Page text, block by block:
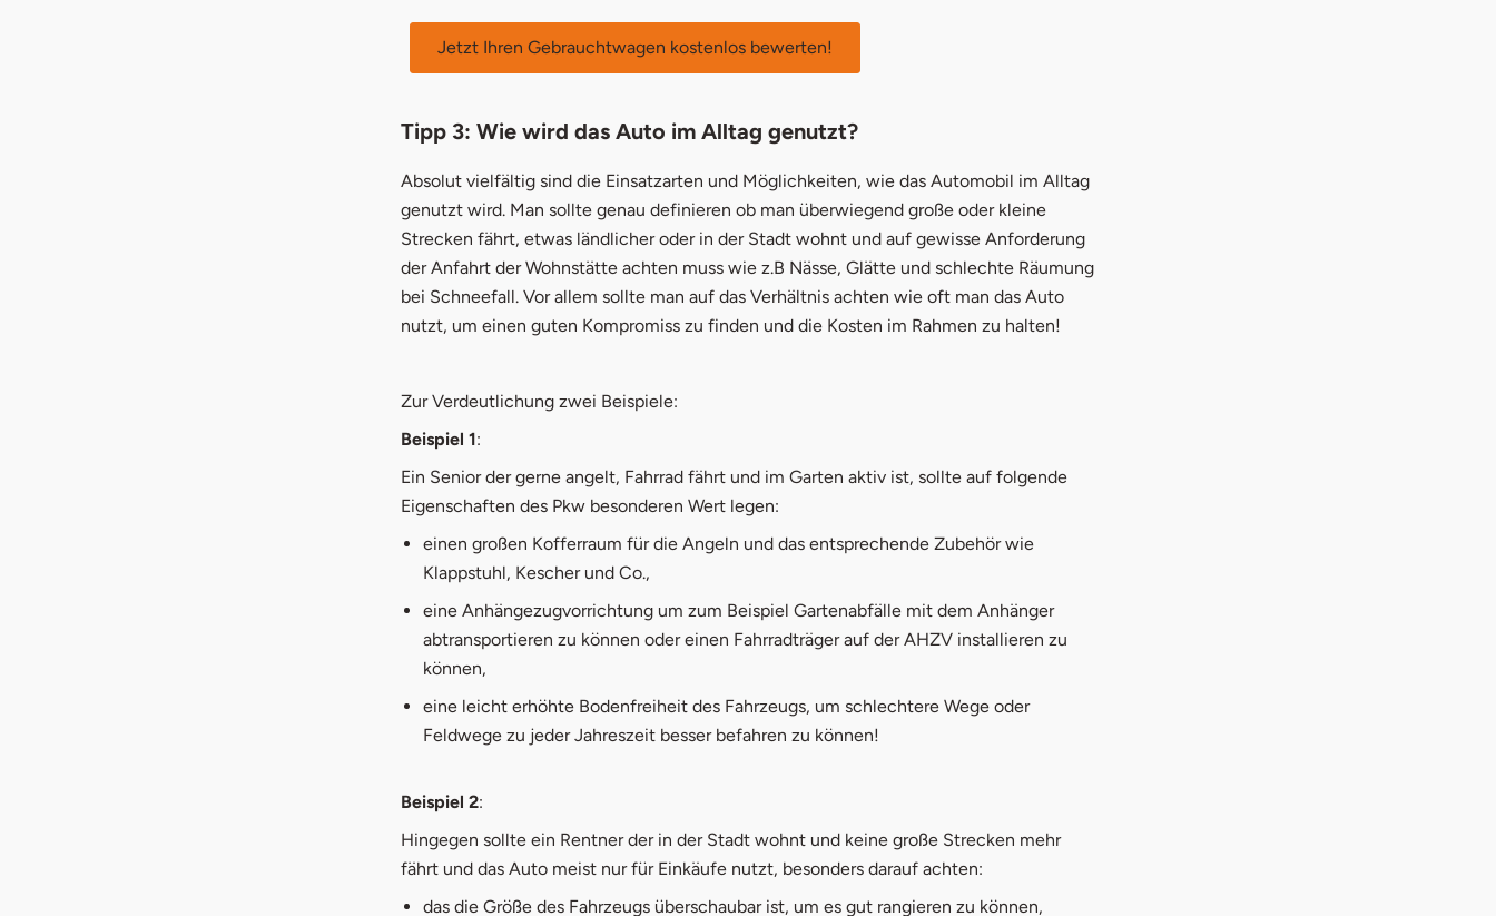
Jetzt Ihren Gebrauchtwagen kostenlos bewerten!
Tipp 3: Wie wird das Auto im Alltag genutzt?
Absolut vielfältig sind die Einsatzarten und Möglichkeiten, wie das Automobil im Alltag
genutzt wird. Man sollte genau definieren ob man überwiegend große oder kleine
Strecken fährt, etwas ländlicher oder in der Stadt wohnt und auf gewisse Anforderung
der Anfahrt der Wohnstätte achten muss wie z.B Nässe, Glätte und schlechte Räumung
bei Schneefall. Vor allem sollte man auf das Verhältnis achten wie oft man das Auto
nutzt, um einen guten Kompromiss zu finden und die Kosten im Rahmen zu halten!
Zur Verdeutlichung zwei Beispiele:
Beispiel 1:
Ein Senior der gerne angelt, Fahrrad fährt und im Garten aktiv ist, sollte auf folgende
Eigenschaften des Pkw besonderen Wert legen:
einen großen Kofferraum für die Angeln und das entsprechende Zubehör wie
Klappstuhl, Kescher und Co.,
eine Anhängezugvorrichtung um zum Beispiel Gartenabfälle mit dem Anhänger
abtransportieren zu können oder einen Fahrradträger auf der AHZV installieren zu
können,
eine leicht erhöhte Bodenfreiheit des Fahrzeugs, um schlechtere Wege oder
Feldwege zu jeder Jahreszeit besser befahren zu können!
Beispiel 2:
Hingegen sollte ein Rentner der in der Stadt wohnt und keine große Strecken mehr
fährt und das Auto meist nur für Einkäufe nutzt, besonders darauf achten:
das die Größe des Fahrzeugs überschaubar ist, um es gut rangieren zu können,